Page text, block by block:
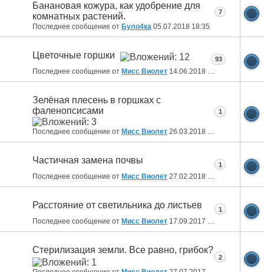
Банановая кожура, как удобрение для
комнатных растений.
Последнее сообщение от Було4ка 05.07.2018 18:35
7
Цветочные горшки
Последнее сообщение от Мисс Виолет 14.06.2018 08:04
93
Зелёная плесень в горшках с
фаленопсисами
Последнее сообщение от Мисс Виолет 26.03.2018 17:15
1
Частичная замена почвы
Последнее сообщение от Мисс Виолет 27.02.2018 17:14
1
Расстояние от светильника до листьев
Последнее сообщение от Мисс Виолет 17.09.2017 11:13
1
Стерилизация земли. Все равно, грибок?
2